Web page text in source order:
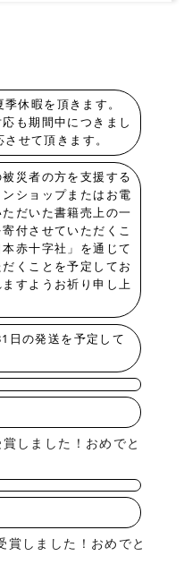
休暇を頂きます。
も期間中につきまし
せて頂きます。
災者の方を支援する
ショップまたはお電
だいた書籍売上の一
付させていただくこ
赤十字社」を通じて
くことを予定してお
すようお祈り申し上
日の発送を予定して
しました！おめでと
しました！おめでと